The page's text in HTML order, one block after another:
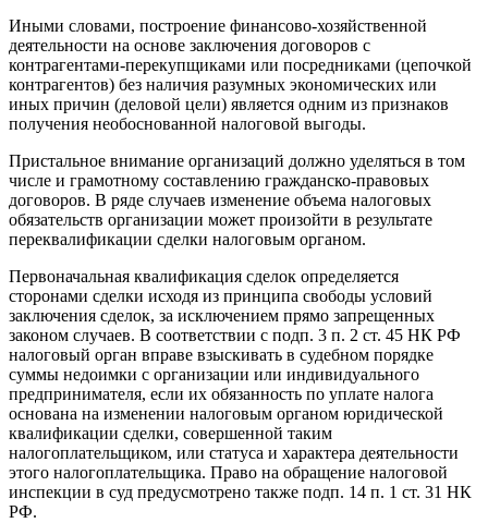
Иными словами, построение финансово-хозяйственной
деятельности на основе заключения договоров с
контрагентами-перекупщиками или посредниками (цепочкой
контрагентов) без наличия разумных экономических или
иных причин (деловой цели) является одним из признаков
получения необоснованной налоговой выгоды.
Пристальное внимание организаций должно уделяться в том
числе и грамотному составлению гражданско-правовых
договоров. В ряде случаев изменение объема налоговых
обязательств организации может произойти в результате
переквалификации сделки налоговым органом.
Первоначальная квалификация сделок определяется
сторонами сделки исходя из принципа свободы условий
заключения сделок, за исключением прямо запрещенных
законом случаев. В соответствии с подп. 3 п. 2 ст. 45 НК РФ
налоговый орган вправе взыскивать в судебном порядке
суммы недоимки с организации или индивидуального
предпринимателя, если их обязанность по уплате налога
основана на изменении налоговым органом юридической
квалификации сделки, совершенной таким
налогоплательщиком, или статуса и характера деятельности
этого налогоплательщика. Право на обращение налоговой
инспекции в суд предусмотрено также подп. 14 п. 1 ст. 31 НК
РФ.